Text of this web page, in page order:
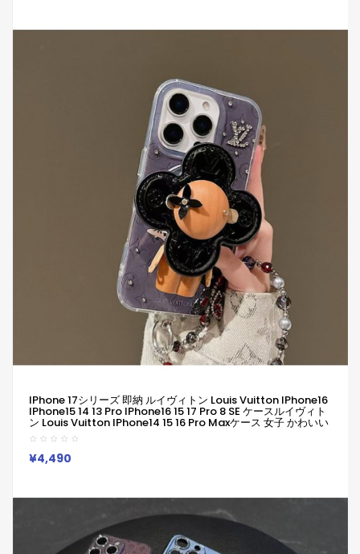
IPhone 17シリーズ 即納 ルイヴィトン Louis Vuitton IPhone16
IPhone15 14 13 Pro IPhone16 15 17 Pro 8 SE ケースルイヴィト
ン Louis Vuitton IPhone14 15 16 Pro Maxケース 女子 かわいい
おしゃれ ルイヴィトン Louis Vuitton アイフォン16 15 14 Plus
13 12 Pro Max 11 Pro XR XS スマホケース
¥4,490